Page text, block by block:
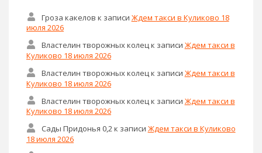
Гроза какелов к записи Ждем такси в Куликово 18
июля 2026
Властелин творожных колецк записи Ждем такси в
Куликово 18 июля 2026
Властелин творожных колец к записи Ждем такси в
Куликово 18 июля 2026
Властелин творожных колец к записи Ждем такси в
Куликово 18 июля 2026
Сады Придонья 0,2к записи Ждем такси в Куликово
18 июля 2026